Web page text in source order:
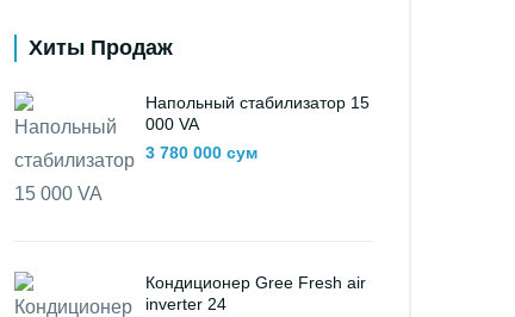
Хиты Продаж
Напольный стабилизатор 15
000 VA
3 780 000 сум
Кондиционер Gree Fresh air
inverter 24